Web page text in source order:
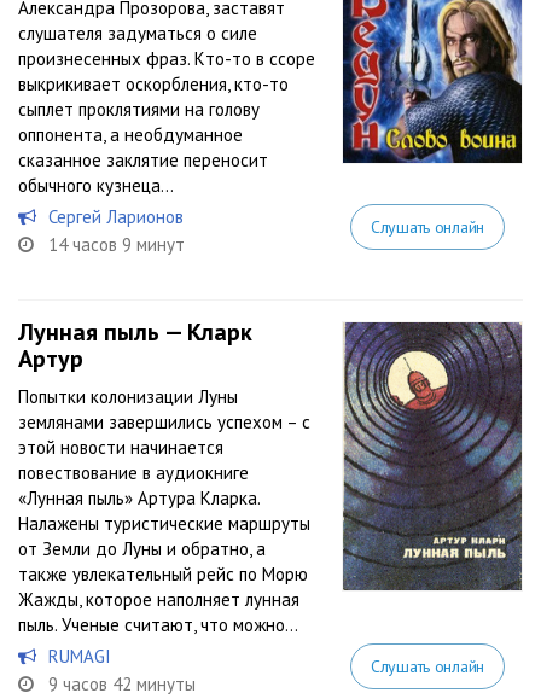
Александра Прозорова, заставят
слушателя задуматься о силе
произнесенных фраз. Кто-то в ссоре
выкрикивает оскорбления, кто-то
сыплет проклятиями на голову
оппонента, а необдуманное
сказанное заклятие переносит
обычного кузнеца...
Сергей Ларионов
14 часов 9 минут
Слушать онлайн
Лунная пыль — Кларк
Артур
Попытки колонизации Луны
землянами завершились успехом – с
этой новости начинается
повествование в аудиокниге
«Лунная пыль» Артура Кларка.
Налажены туристические маршруты
от Земли до Луны и обратно, а
также увлекательный рейс по Морю
Жажды, которое наполняет лунная
пыль. Ученые считают, что можно...
RUMAGI
9 часов 42 минуты
Слушать онлайн